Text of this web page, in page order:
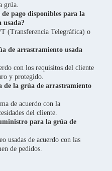
grúa.
de pago disponibles para la
usada?
(Transferencia Telegráfica) o
de arrastramiento usada
con los requisitos del cliente
y protegido.
de la grúa de arrastramiento
de acuerdo con la
del cliente.
para la grúa de
usadas de acuerdo con las
de pedidos.